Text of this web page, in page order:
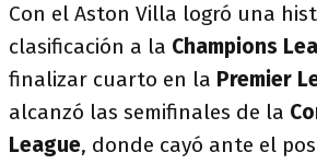
Con el Aston Villa logró una
clasificación a la Champions
finalizar cuarto en la Premier
alcanzó las semifinales de la
League, donde cayó ante el